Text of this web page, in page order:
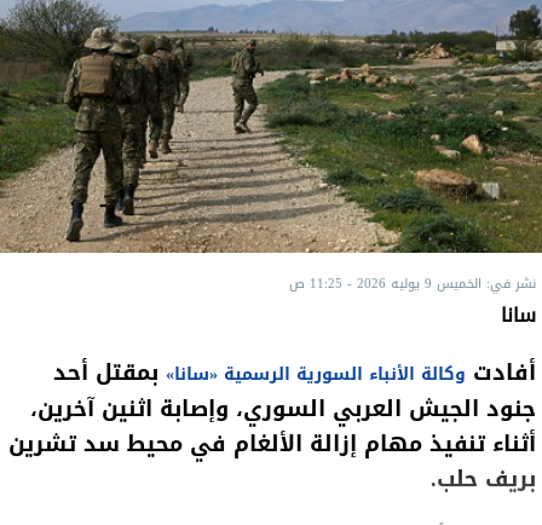
نشر في: الخميس 9 يوليه 2026 - 11:25 ص
سانا
أفادت وكالة الأنباء السورية الرسمية «سانا» بمقتل أحد
جنود الجيش العربي السوري، وإصابة اثنين آخرين،
أثناء تنفيذ مهام إزالة الألغام في محيط سد تشرين
بريف حلب.